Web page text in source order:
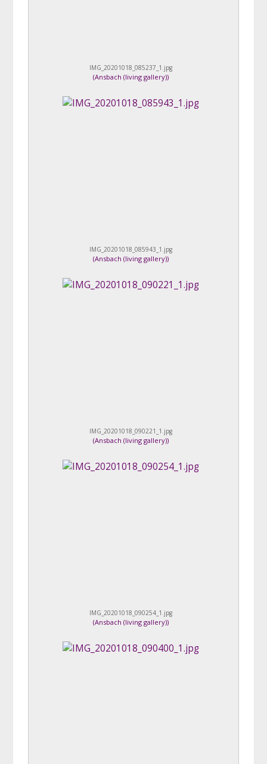
IMG_20201018_085237_1.jpg
(Ansbach (living gallery))
IMG_20201018_085943_1.jpg
(Ansbach (living gallery))
IMG_20201018_090221_1.jpg
(Ansbach (living gallery))
IMG_20201018_090254_1.jpg
(Ansbach (living gallery))